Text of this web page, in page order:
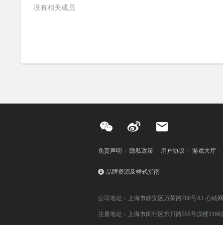
没有相关成员
免责声明 隐私政策 用户协议 游戏大厅
品牌资源及样式指南
公司地址：上海市静安区万荣路700号A1 心动
注册地址：上海市闵行区东川路555号戊楼1166